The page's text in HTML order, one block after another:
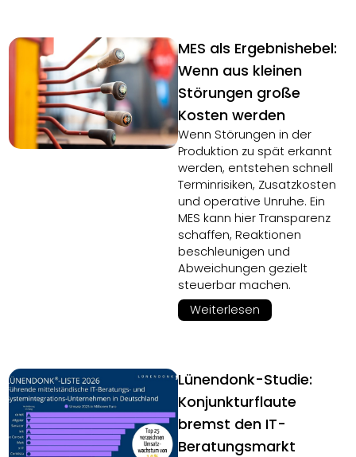
MES als Ergebnishebel:
Wenn aus kleinen
Störungen große
Kosten werden
Wenn Störungen in der
Produktion zu spät erkannt
werden, entstehen schnell
Terminrisiken, Zusatzkosten
und operative Unruhe. Ein
MES kann hier Transparenz
schaffen, Reaktionen
beschleunigen und
Abweichungen gezielt
steuerbar machen.
Weiterlesen
Lünendonk-Studie:
Konjunkturflaute
bremst den IT-
Beratungsmarkt